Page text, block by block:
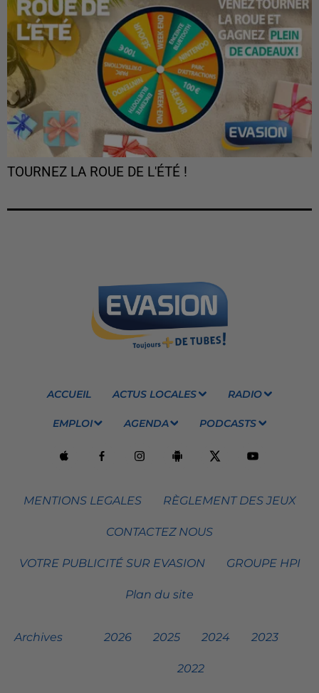
TOURNEZ LA ROUE DE L'ÉTÉ !
ACCUEIL ACTUS LOCALES RADIO
EMPLOI AGENDA PODCASTS
MENTIONS LEGALES RÈGLEMENT DES JEUX
CONTACTEZ NOUS
VOTRE PUBLICITÉ SUR EVASION GROUPE HPI
Plan du site
Archives 2026 2025 2024 2023
2022